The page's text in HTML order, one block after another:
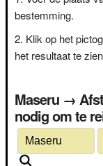
bestemming.
Klik op het
het resultaat te
Maseru → Afstand (tijd)
nodig om te